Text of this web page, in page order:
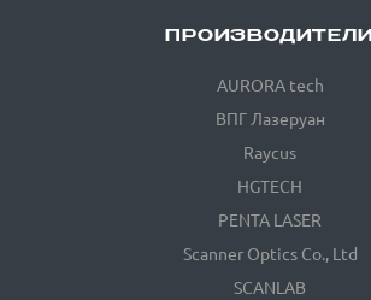
ПРОИЗВОДИТЕЛИ
AURORA tech
ВПГ Лазеруан
Raycus
HGTECH
PENTA LASER
Scanner Optics Co., Ltd
SCANLAB